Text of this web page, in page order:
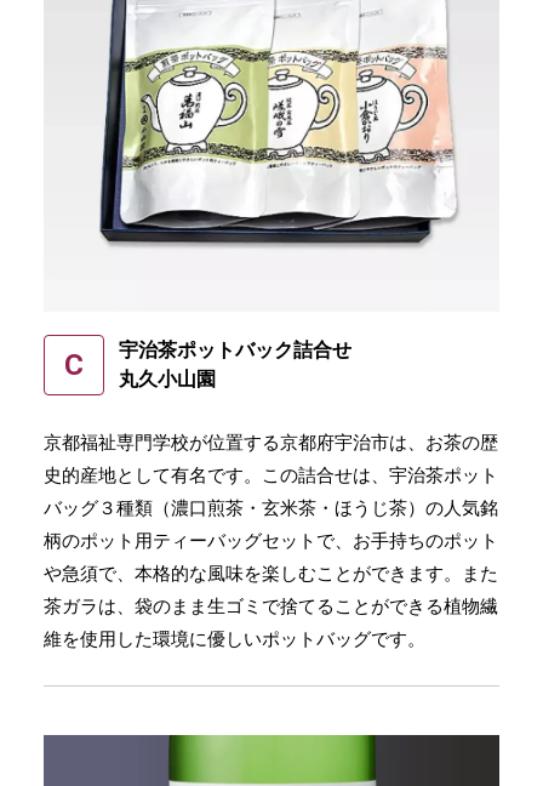
C
宇治茶ポットバック詰合せ
丸久小山園
京都福祉専⾨学校が位置する京都府宇治市は、お茶の歴
史的産地として有名です。この詰合せは、宇治茶ポット
バッグ３種類（濃⼝煎茶・⽞⽶茶・ほうじ茶）の⼈気銘
柄のポット⽤ティーバッグセットで、お⼿持ちのポット
や急須で、本格的な⾵味を楽しむことができます。また
茶ガラは、袋のまま生ゴミで捨てることができる植物繊
維を使用した環境に優しいポットバッグです。